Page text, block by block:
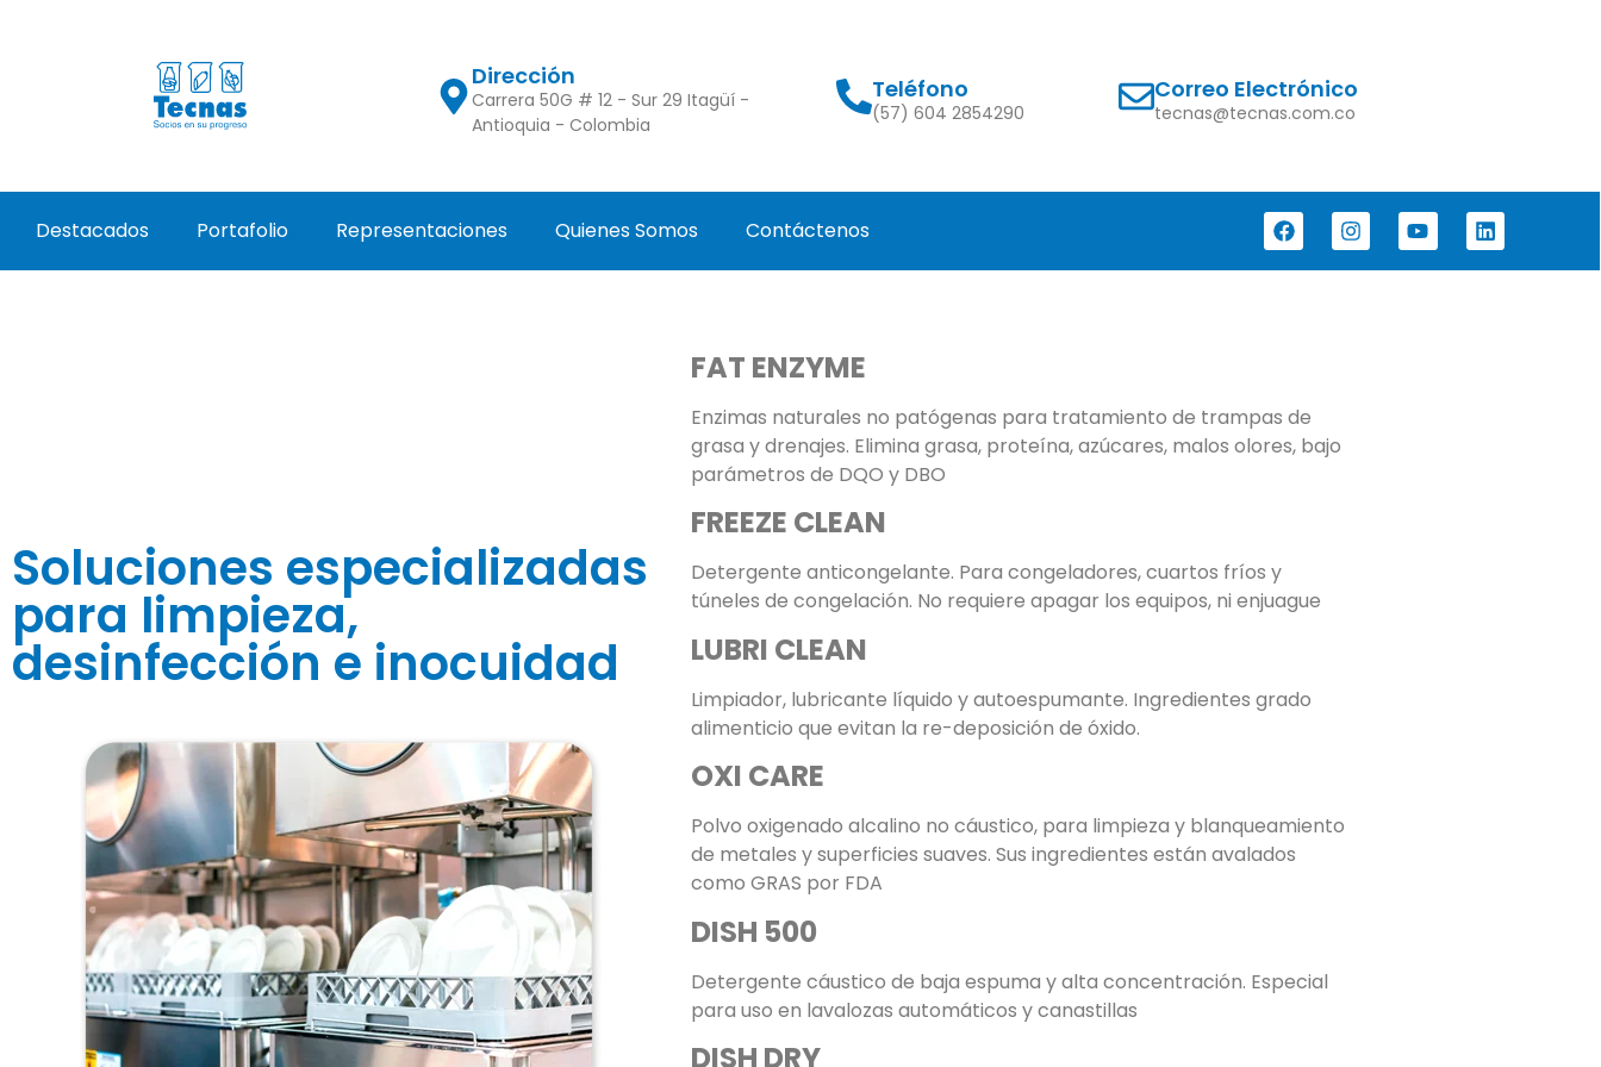
Dirección
Carrera 50G # 12 - Sur 29 Itagüí -
Antioquia - Colombia
Teléfono
(57) 604 2854290
Correo Electrónico
tecnas@tecnas.com.co
Destacados Portafolio Representaciones Quienes Somos Contáctenos
Soluciones especializadas
para limpieza,
desinfección e inocuidad
FAT ENZYME
Enzimas naturales no patógenas para tratamiento de trampas de
grasa y drenajes. Elimina grasa, proteína, azúcares, malos olores, bajo
parámetros de DQO y DBO
FREEZE CLEAN
Detergente anticongelante. Para congeladores, cuartos fríos y
túneles de congelación. No requiere apagar los equipos, ni enjuague
LUBRI CLEAN
Limpiador, lubricante líquido y autoespumante. Ingredientes grado
alimenticio que evitan la re-deposición de óxido.
OXI CARE
Polvo oxigenado alcalino no cáustico, para limpieza y blanqueamiento
de metales y superficies suaves. Sus ingredientes están avalados
como GRAS por FDA
DISH 500
Detergente cáustico de baja espuma y alta concentración. Especial
para uso en lavalozas automáticos y canastillas
DISH DRY